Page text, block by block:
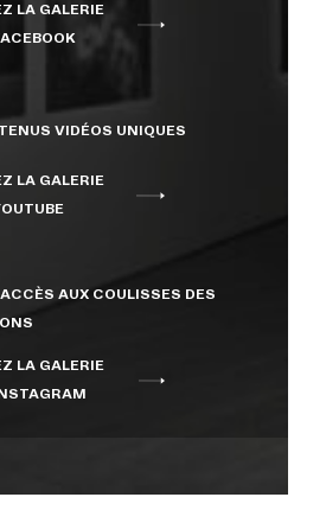
ET
DE
LA GALERIE
VIDÉOS UNIQUES
LA GALERIE
AUX COULISSES DES
LA GALERIE